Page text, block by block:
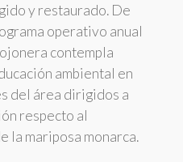
y restaurado. De
operativo anual
contempla
ambiental en
del área dirigidos a
respecto al
la mariposa monarca.